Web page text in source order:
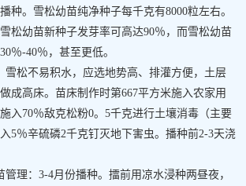
种。雪松幼苗纯净种子每千克有8000粒左右。
松幼苗新种子发芽率可高达90％，而雪松幼苗
％-40％，甚至更低。
雪松不易积水，应选地势高、排灌方便，土层
成高床。苗床制作时第667平方米施入农家用
入70％敌克松粉0。5千克进行土壤消毒（主要
5％辛硫磷2千克钉灭地下害虫。播种前2-3天浇
理：3-4月份播种。擂前用凉水浸种两昼夜，